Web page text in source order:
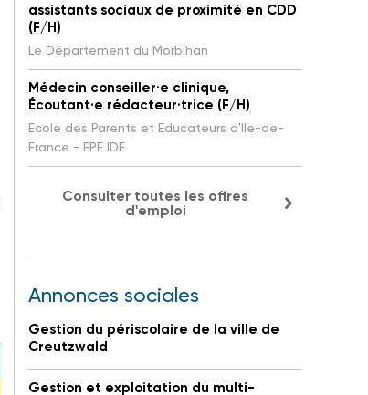
assistants sociaux de proximité en CDD
(F/H)
Le Département du Morbihan
Médecin conseiller·e clinique,
Écoutant·e rédacteur·trice (F/H)
Ecole des Parents et Educateurs d'Ile-de-
France - EPE IDF
Consulter toutes les offres
d'emploi
Annonces sociales
Gestion du périscolaire de la ville de
Creutzwald
Gestion et exploitation du multi-